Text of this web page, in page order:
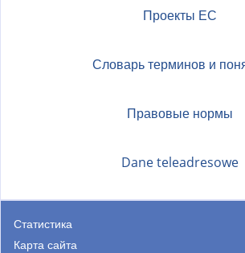
Проекты ЕС
Словарь терминов и
Правовые нормы
Dane teleadresowe
Статистика
Карта сайта